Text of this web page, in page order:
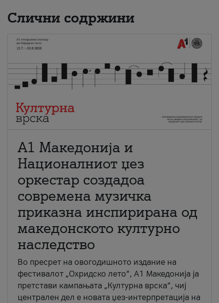
Слични содржини
А1 Македонија и
Националниот џез
оркестар создадоа
современа музичка
приказна инспирирана од
македонското културно
наследство
Во пресрет на овогодишното издание на
фестивалот „Охридско лето“, А1 Македонија ја
претстави кампањата „Културна врска“, чиј
централен дел е новата џез-интерпретација на